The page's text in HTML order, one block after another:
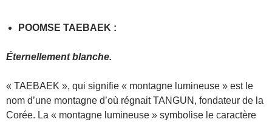
POOMSE TAEBAEK :
Éternellement blanche.
« TAEBAEK », qui signifie « montagne lumineuse » est le
nom d’une montagne d’où régnait TANGUN, fondateur de la
Corée. La « montagne lumineuse » symbolise le caractère